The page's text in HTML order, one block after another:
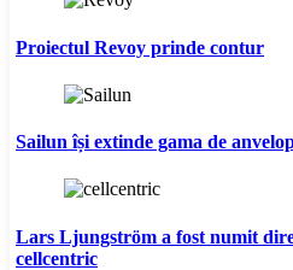
Proiectul Revoy prinde contur
Sailun își extinde gama de
Lars Ljungström a fost numit
cellcentric